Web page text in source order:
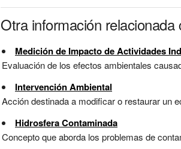
Otra información
Medición de Impacto de Actividades
Evaluación de los efectos ambientales
Intervención Ambiental
Acción destinada a modificar o restaurar un
Hidrosfera Contaminada
Concepto que aborda los problemas de